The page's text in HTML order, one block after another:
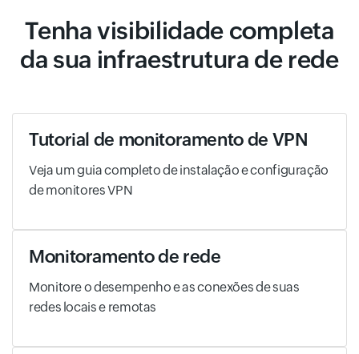
Tenha visibilidade completa
da sua infraestrutura de rede
Tutorial de monitoramento de VPN
Veja um guia completo de instalação e configuração
de monitores VPN
Monitoramento de rede
Monitore o desempenho e as conexões de suas
redes locais e remotas